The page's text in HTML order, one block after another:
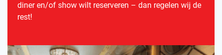
diner en/of show wilt reserveren – dan regelen wij de
rest!